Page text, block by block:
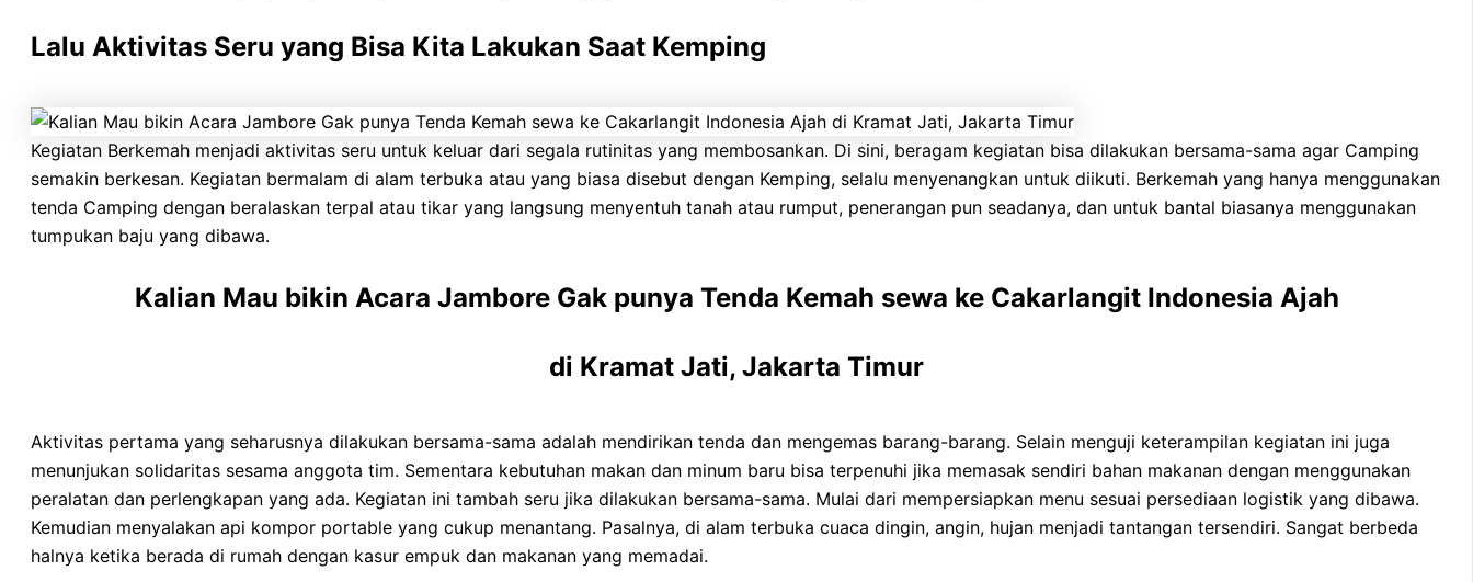
Lalu Aktivitas Seru yang Bisa Kita Lakukan Saat Kemping
Kegiatan Berkemah menjadi aktivitas seru untuk keluar dari segala rutinitas yang membosankan. Di sini, beragam kegiatan bisa dilakukan bersama-sama agar Camping
semakin berkesan. Kegiatan bermalam di alam terbuka atau yang biasa disebut dengan Kemping, selalu menyenangkan untuk diikuti. Berkemah yang hanya menggunakan
tenda Camping dengan beralaskan terpal atau tikar yang langsung menyentuh tanah atau rumput, penerangan pun seadanya, dan untuk bantal biasanya menggunakan
tumpukan baju yang dibawa.
Kalian Mau bikin Acara Jambore Gak punya Tenda Kemah sewa ke Cakarlangit Indonesia Ajah
di Kramat Jati, Jakarta Timur
Aktivitas pertama yang seharusnya dilakukan bersama-sama adalah mendirikan tenda dan mengemas barang-barang. Selain menguji keterampilan kegiatan ini juga
menunjukan solidaritas sesama anggota tim. Sementara kebutuhan makan dan minum baru bisa terpenuhi jika memasak sendiri bahan makanan dengan menggunakan
peralatan dan perlengkapan yang ada. Kegiatan ini tambah seru jika dilakukan bersama-sama. Mulai dari mempersiapkan menu sesuai persediaan logistik yang dibawa.
Kemudian menyalakan api kompor portable yang cukup menantang. Pasalnya, di alam terbuka cuaca dingin, angin, hujan menjadi tantangan tersendiri. Sangat berbeda
halnya ketika berada di rumah dengan kasur empuk dan makanan yang memadai.